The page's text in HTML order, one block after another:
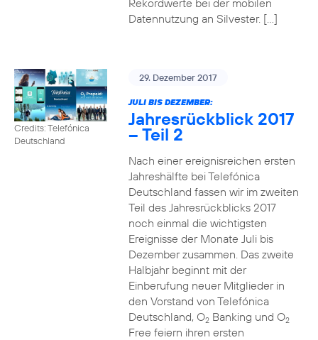
Rekordwerte bei der mobilen
Datennutzung an Silvester. […]
Credits: Telefónica
Deutschland
29. Dezember 2017
JULI BIS DEZEMBER:
Jahresrückblick 2017
– Teil 2
Nach einer ereignisreichen ersten
Jahreshälfte bei Telefónica
Deutschland fassen wir im zweiten
Teil des Jahresrückblicks 2017
noch einmal die wichtigsten
Ereignisse der Monate Juli bis
Dezember zusammen. Das zweite
Halbjahr beginnt mit der
Einberufung neuer Mitglieder in
den Vorstand von Telefónica
Deutschland, O2Banking und O2
Free feiern ihren ersten